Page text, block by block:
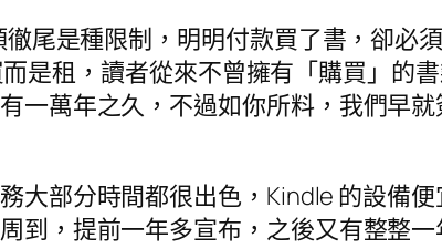
尾是種限制，明明付款買了書，卻必
是租，讀者從來不曾擁有「購買」的
一萬年之久，不過如你所料，我們早
大部分時間都很出色，Kindle 的設備
到，提前一年多宣布，之後又有整整